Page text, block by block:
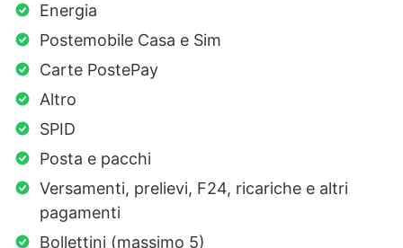
Energia
Postemobile Casa e Sim
Carte PostePay
Altro
SPID
Posta e pacchi
Versamenti, prelievi, F24, ricariche e altri
pagamenti
Bollettini (massimo 5)